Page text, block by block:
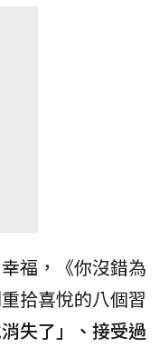
福，《你沒錯為
拾喜悅的八個習
失了」、接受過